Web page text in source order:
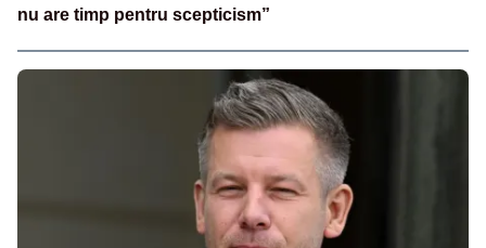
nu are timp pentru scepticism”